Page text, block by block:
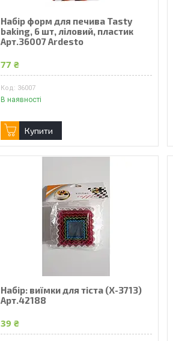
Набір форм для печива Tasty
baking, 6 шт, ліловий, пластик
Арт.36007 Ardesto
77 ₴
36007
В наявності
Купити
Набір: виїмки для тіста (Х-3713)
Арт.42188
39 ₴